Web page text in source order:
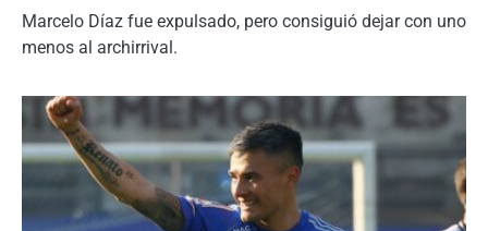
Marcelo Díaz fue expulsado, pero consiguió dejar con uno
menos al archirrival.